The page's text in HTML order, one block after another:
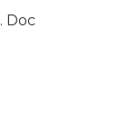
Doc